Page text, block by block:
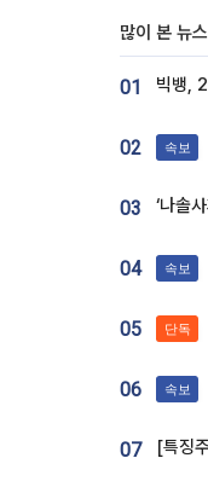
많이 본 뉴스
01
02 속보
03
04 속보
05 단독
06 속보
07